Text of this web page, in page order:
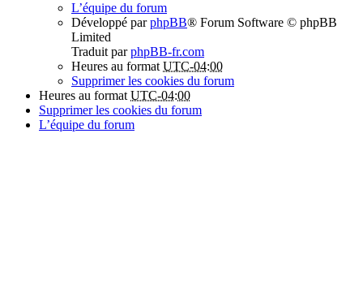
L’équipe du forum
Développé parphpBB® Forum Software © phpBB
Limited
Traduit parphpBB-fr.com
Heures au formatUTC-04:00
Supprimer les cookies du forum
Heures au formatUTC-04:00
Supprimer les cookies du forum
L’équipe du forum